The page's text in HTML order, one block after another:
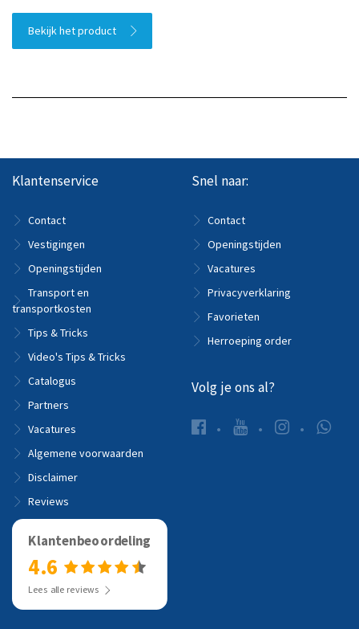
Bekijk het product
Klantenservice
Contact
Vestigingen
Openingstijden
Transport en
transportkosten
Tips & Tricks
Video's Tips & Tricks
Catalogus
Partners
Vacatures
Algemene voorwaarden
Disclaimer
Reviews
Snel naar:
Contact
Openingstijden
Vacatures
Privacyverklaring
Favorieten
Herroeping order
Volg je ons al?
Klantenbeoordeling
4.6
Lees alle reviews